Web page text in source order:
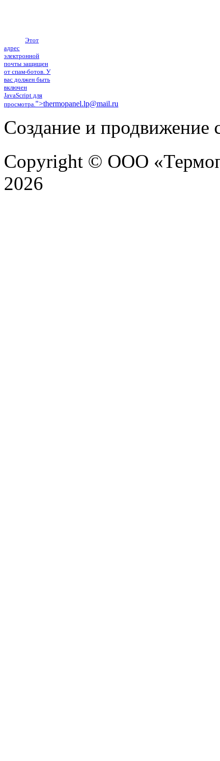
Этот
адрес
электронной
почты защищен
от спам-ботов. У
вас должен быть
включен
JavaScript для
просмотра.">thermopanel.lp@mail.ru
Создание и продвижение
Copyright © ООО
2026